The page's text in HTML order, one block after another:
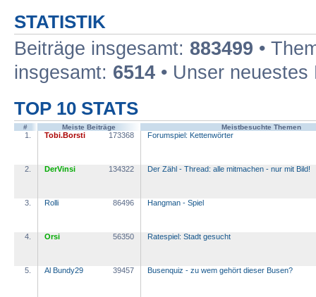
STATISTIK
Beiträge insgesamt: 883499 •
insgesamt: 6514 • Unser
TOP 10 STATS
# Meiste Beiträge Meistbesuchte Themen
1. Tobi.Borsti 173368 Forumspiel: Kettenwörter
2. DerVinsi 134322 Der Zähl - Thread: alle mitmachen - nur mit Bild!
3. Rolli 86496 Hangman - Spiel
4. Orsi 56350 Ratespiel: Stadt gesucht
5. Al Bundy29 39457 Busenquiz - zu wem gehört dieser Busen?